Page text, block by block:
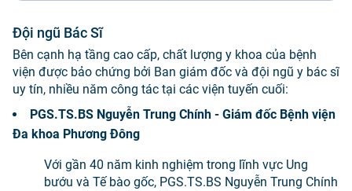
Đội ngũ Bác Sĩ
Bên cạnh hạ tầng cao cấp, chất lượng y khoa của bệnh
viện được bảo chứng bởi Ban giám đốc và đội ngũ y bác sĩ
uy tín, nhiều năm công tác tại các viện tuyến cuối:
PGS.TS.BS Nguyễn Trung Chính - Giám đốc Bệnh viện
Đa khoa Phương Đông
Với gần 40 năm kinh nghiệm trong lĩnh vực Ung
bướu và Tế bào gốc, PGS.TS.BS Nguyễn Trung Chính